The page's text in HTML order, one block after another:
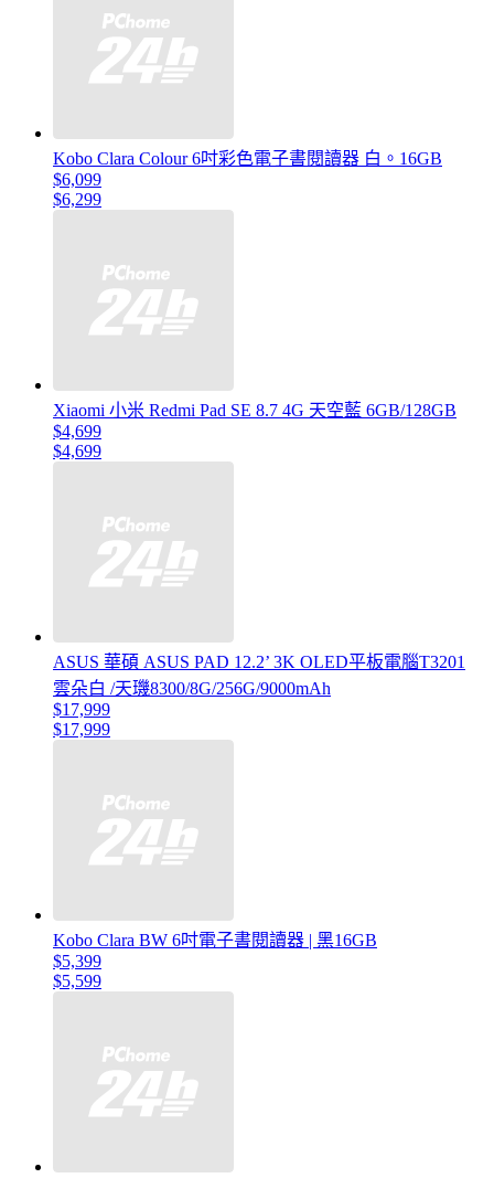
Kobo Clara Colour 6吋彩色電子書閱讀器 白。16GB
$6,099
$6,299
Xiaomi 小米 Redmi Pad SE 8.7 4G 天空藍 6GB/128GB
$4,699
$4,699
ASUS 華碩 ASUS PAD 12.2’ 3K OLED平板電腦T3201
雲朵白 /天璣8300/8G/256G/9000mAh
$17,999
$17,999
Kobo Clara BW 6吋電子書閱讀器 | 黑16GB
$5,399
$5,599